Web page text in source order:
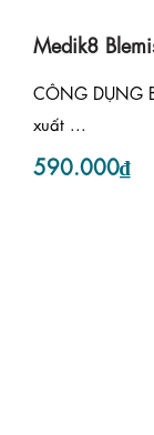
Medik8
CÔNG DỤNG
xuất ...
590.000₫